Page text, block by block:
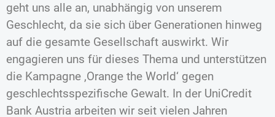
geht uns alle an, unabhängig von unserem
Geschlecht, da sie sich über Generationen hinweg
auf die gesamte Gesellschaft auswirkt. Wir
engagieren uns für dieses Thema und unterstützen
die Kampagne ‚Orange the World‘ gegen
geschlechtsspezifische Gewalt. In der UniCredit
Bank Austria arbeiten wir seit vielen Jahren